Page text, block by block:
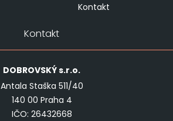
Kontakt
Kontakt
DOBROVSKÝs.r.o.
Antala Staška 511/40
140 00 Praha 4
IČO: 26432668